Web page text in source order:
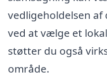
vedligeholdelsen af
ved at vælge et
støtter du også
område.